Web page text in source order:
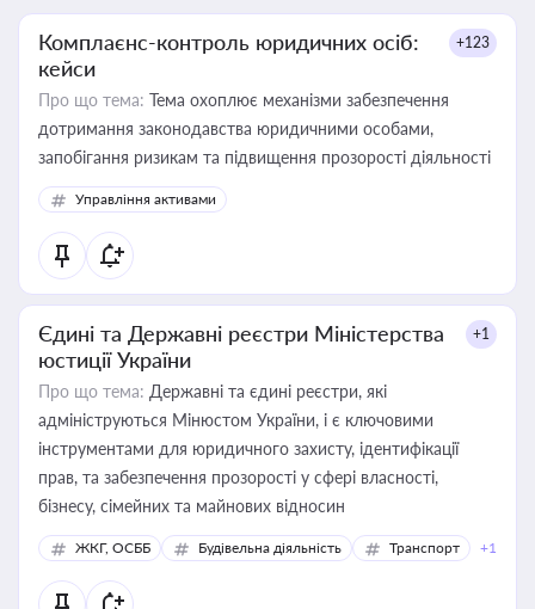
Комплаєнс-контроль юридичних осіб:
кейси
+123
Про що тема: Тема охоплює механізми забезпечення
дотримання законодавства юридичними особами,
запобігання ризикам та підвищення прозорості діяльності
Управління активами
Єдині та Державні реєстри Міністерства
юстиції України
+1
Про що тема: Державні та єдині реєстри, які
адмініструються Мінюстом України, і є ключовими
інструментами для юридичного захисту, ідентифікації
прав, та забезпечення прозорості у сфері власності,
бізнесу, сімейних та майнових відносин
ЖКГ, ОСББ Будівельна діяльність Транспорт +1